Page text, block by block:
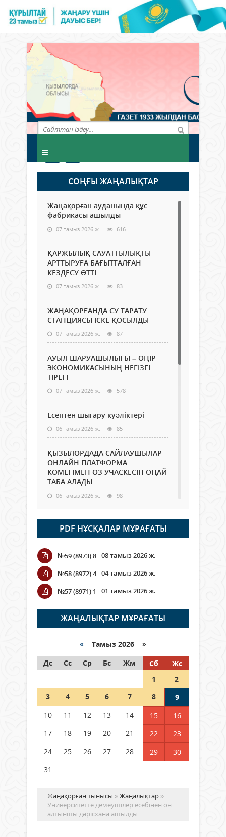
СОҢҒЫ ЖАҢАЛЫҚТАР
Жаңақорған ауданында құс
фабрикасы ашылды
07 тамыз 2026 ж. 616
ҚАРЖЫЛЫҚ САУАТТЫЛЫҚТЫ
АРТТЫРУҒА БАҒЫТТАЛҒАН
КЕЗДЕСУ ӨТТІ
07 тамыз 2026 ж. 83
ЖАҢАҚОРҒАНДА СУ ТАРАТУ
СТАНЦИЯСЫ ІСКЕ ҚОСЫЛДЫ
07 тамыз 2026 ж. 87
АУЫЛ ШАРУАШЫЛЫҒЫ – ӨҢІР
ЭКОНОМИКАСЫНЫҢ НЕГІЗГІ
ТІРЕГІ
07 тамыз 2026 ж. 578
Есептен шығару куәліктері
06 тамыз 2026 ж. 85
ҚЫЗЫЛОРДАДА САЙЛАУШЫЛАР
ОНЛАЙН ПЛАТФОРМА
КӨМЕГІМЕН ӨЗ УЧАСКЕСІН ОҢАЙ
ТАБА АЛАДЫ
06 тамыз 2026 ж. 98
Open Air: Қызылорда облысы
полиция департаменті 20
мыңнан астам көрерменнің
қауіпсіздігін қамтамасыз етті
06 тамыз 2026 ж.
Wi-Fi ҚАБЫРҒА АРҚЫЛЫ ҚАЛАЙ
ӨТЕДІ?
06 тамыз 2026 ж. 276
граждане Казахстана,
05 тамыз 2026 ж. 157
Шетелде жүрген Қазақстан
азаматтары қалай дауыс бере
PDF НҰСҚАЛАР МҰРАҒАТЫ
№59 (8973) 8 08 тамыз 2026 ж.
№58 (8972) 4 04 тамыз 2026 ж.
№57 (8971) 1
01 тамыз 2026 ж.
ЖАҢАЛЫҚТАР МҰРАҒАТЫ
« Тамыз 2026 »
Дс
Сс Ср Бс Жм Сб
Жс
1
2
3
4 5 6 7 8
9
10
11 12 13 14 15
16
17
18 19 20 21 22
23
24
25 26 27 28 29
30
31
Жаңақорған тынысы »Жаңалықтар »
Университетте демеушілер есебінен он
алтыншы дәрісхана ашылды